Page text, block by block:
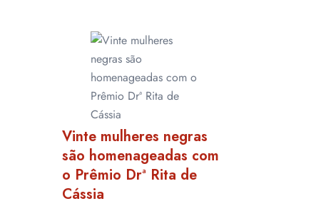
Vinte mulheres negras
são homenageadas com
o Prêmio Drª Rita de
Cássia